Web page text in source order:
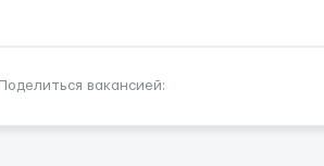
Поделиться вакансией: